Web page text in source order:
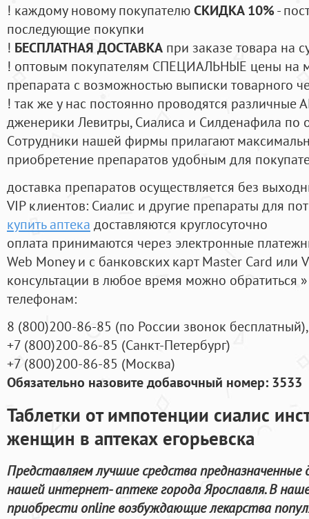
! каждому новому покупателюСКИДКА 10%-
последующие покупки
! БЕСПЛАТНАЯ ДОСТАВКА при заказе товара на
! оптовым покупателям СПЕЦИАЛЬНЫЕ цены на
препарата с возможностью выписки товарного
! так же у нас постоянно проводятся
дженерики Левитры, Сиалиса и Силденафила по
Cотрудники нашей фирмы прилагают
приобретение препаратов удобным для
доставка препаратов осуществляется без
VIP клиентов: Сиалис и другие препараты для
купить аптека доставляются круглосуточно
оплата принимаются через электронные
Web Money и с банковских карт Master Card или
консультации в любое время можно обратиться
телефонам:
8 (800)200-86-85 (по России звонок бесплатный),
+7 (800)200-86-85 (Санкт-Петербург)
+7 (800)200-86-85 (Москва)
Обязательно назовите добавочный номер: 3533
Таблетки от импотенции сиалис
женщин в аптеках егорьевска
Представляем лучшие средства предназначенные
нашей интернет- аптеке города Ярославля. В
приобрести online возбуждающие лекарства